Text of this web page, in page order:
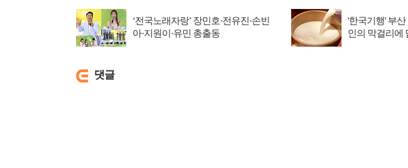
‘전국노래자랑’ 장민호·전유진·손빈
아·지원이·유민 총출동
'한국기행' 부
인의 막걸리에
댓글